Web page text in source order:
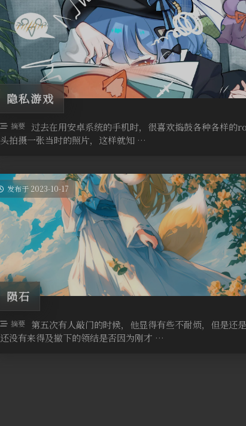
隐私游戏
摘要
过去在用安卓系统的手机时，很喜欢捣鼓各种各样
头拍摄一张当时的照片，这样就知 …
发布于 2023-10-17
陨石
摘要
第五次有人敲门的时候，他显得有些不耐烦，但是还
还没有来得及撤下的领结是否因为刚才 …